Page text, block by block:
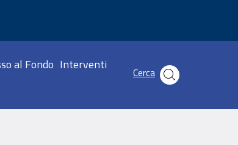
al Fondo Interventi
Cerca